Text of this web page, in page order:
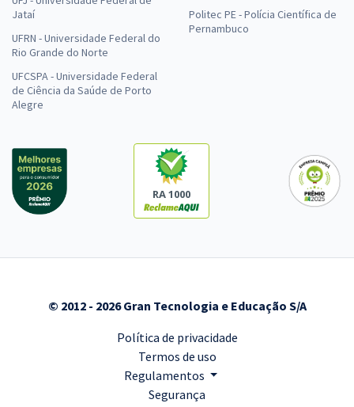
Jataí
UFRN - Universidade Federal do
Rio Grande do Norte
UFCSPA - Universidade Federal
de Ciência da Saúde de Porto
Alegre
Politec PE - Polícia Científica de
Pernambuco
RA 1000
© 2012 - 2026 Gran Tecnologia e Educação S/A
Política de privacidade
Termos de uso
Regulamentos
Segurança